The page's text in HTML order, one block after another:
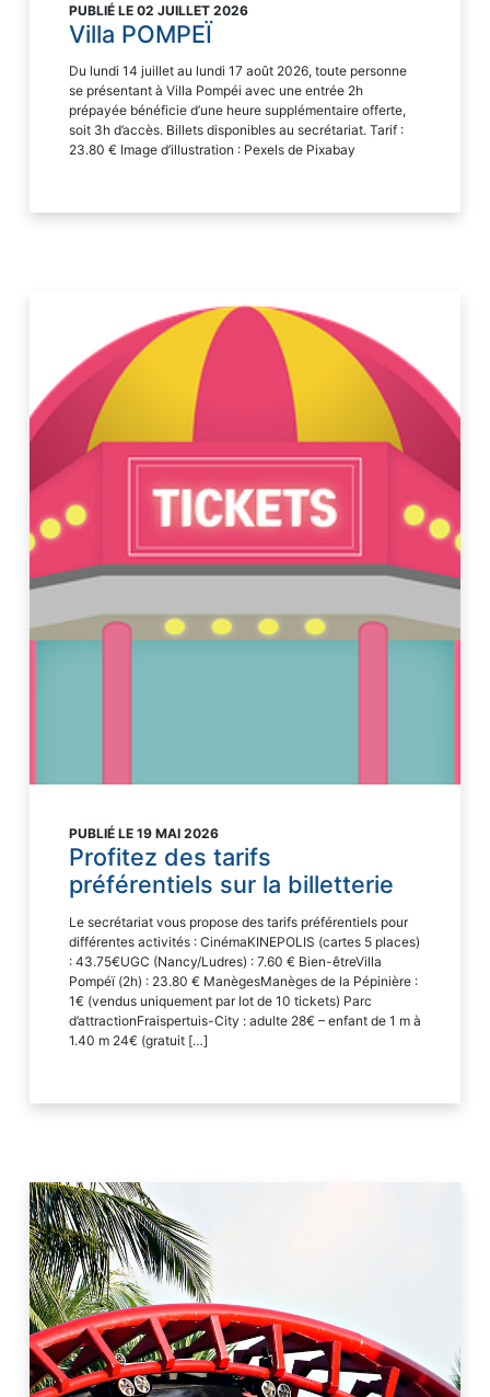
PUBLIÉ LE 02 JUILLET 2026
Villa POMPEÏ
Du lundi 14 juillet au lundi 17 août 2026, toute personne
se présentant à Villa Pompéi avec une entrée 2h
prépayée bénéficie d’une heure supplémentaire offerte,
soit 3h d’accès. Billets disponibles au secrétariat. Tarif :
23.80 € Image d’illustration : Pexels de Pixabay
PUBLIÉ LE 19 MAI 2026
Profitez des tarifs
préférentiels sur la billetterie
Le secrétariat vous propose des tarifs préférentiels pour
différentes activités : CinémaKINEPOLIS (cartes 5 places)
: 43.75€UGC (Nancy/Ludres) : 7.60 € Bien-êtreVilla
Pompéï (2h) : 23.80 € ManègesManèges de la Pépinière :
1€ (vendus uniquement par lot de 10 tickets) Parc
d’attractionFraispertuis-City : adulte 28€ – enfant de 1 m à
1.40 m 24€ (gratuit […]